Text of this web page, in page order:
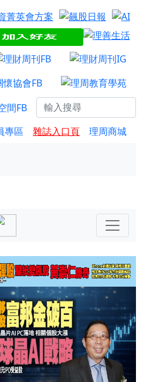
專區 雜誌入口頁 理周商城